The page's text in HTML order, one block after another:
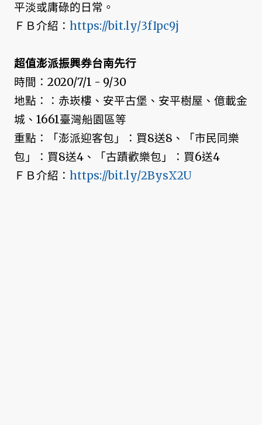
平淡或庸碌的日常。
ＦＢ介紹： https://bit.ly/3fIpc9j
超值澎派振興券台南先行
時間：2020/7/1 - 9/30
地點：：赤崁樓、安平古堡、安平樹屋、億載金
城、1661臺灣船園區等
重點：「澎派迎客包」：買8送8、「市民同樂
包」：買8送4、「古蹟歡樂包」：買6送4
ＦＢ介紹： https://bit.ly/2BysX2U